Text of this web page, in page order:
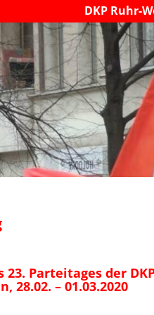
DKP Ruhr-
23. Parteitages der
28.02. – 01.03.2020